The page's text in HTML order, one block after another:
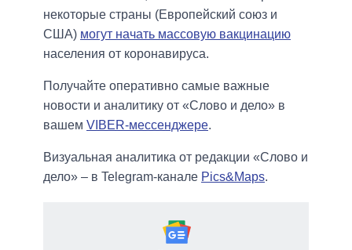
некоторые страны (Европейский союз и
США) могут начать массовую вакцинацию
населения от коронавируса.
Получайте оперативно самые важные
новости и аналитику от «Слово и дело» в
вашем VIBER-мессенджере.
Визуальная аналитика от редакции «Слово и
дело» – в Telegram-канале Pics&Maps.